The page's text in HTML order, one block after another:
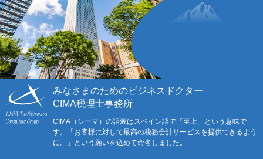
みなさまのためのビジネスドクター
CIMA税理士事務所
CIMA（シーマ）の語源はスペイン語で「至上」という意味で
す。
「お客様に対して最高の税務会計サービスを提供できるよう
に。」という願いを込めて命名しました。